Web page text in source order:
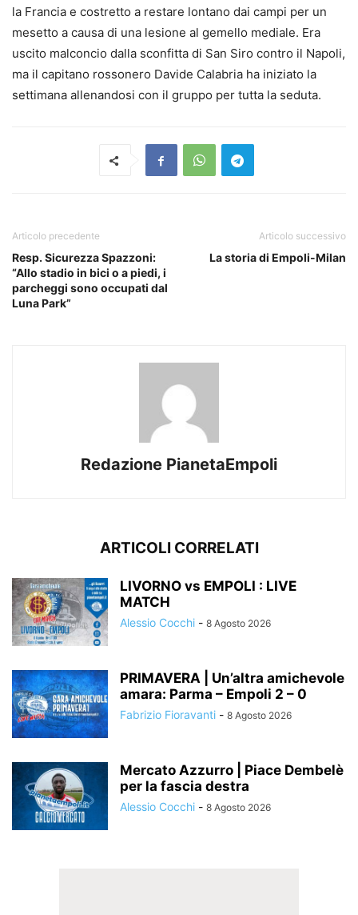
la Francia e costretto a restare lontano dai campi per un
mesetto a causa di una lesione al gemello mediale. Era
uscito malconcio dalla sconfitta di San Siro contro il Napoli,
ma il capitano rossonero Davide Calabria ha iniziato la
settimana allenandosi con il gruppo per tutta la seduta.
Articolo precedente
Resp. Sicurezza Spazzoni:
“Allo stadio in bici o a piedi, i
parcheggi sono occupati dal
Luna Park”
Articolo successivo
La storia di Empoli-Milan
Redazione PianetaEmpoli
ARTICOLI CORRELATI
LIVORNO vs EMPOLI : LIVE
MATCH
Alessio Cocchi - 8 Agosto 2026
PRIMAVERA | Un’altra amichevole
amara: Parma – Empoli 2 – 0
Fabrizio Fioravanti - 8 Agosto 2026
Mercato Azzurro | Piace Dembelè
per la fascia destra
Alessio Cocchi - 8 Agosto 2026